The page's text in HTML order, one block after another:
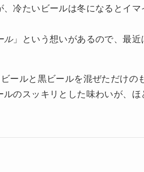
冷たいビールは冬になるとイマ
ル」という想いがあるので、最近
ールと黒ビールを混ぜただけの
のスッキリとした味わいが、ほ